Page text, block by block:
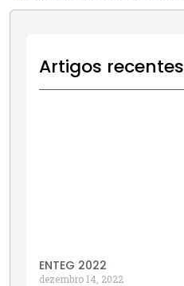
Artigos recentes
ENTEG 2022
dezembro 14, 2022